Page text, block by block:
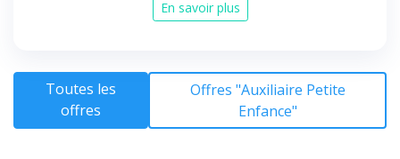
En savoir plus
Toutes les
offres
Offres "Auxiliaire Petite
Enfance"